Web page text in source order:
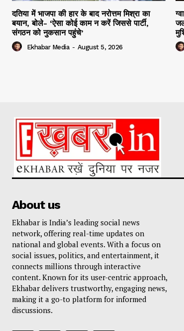
दतिया में भाजपा की हार के बाद नरोत्तम मिश्रा का
बयान, बोले- ‘ऐसा कोई काम न करें जिससे पार्टी,
संगठन को नुकसान पहुंचे’
Ekhabar Media - August 5, 2026
About us
Ekhabar is India’s leading social news
network, offering real-time updates on
national and global events. With a focus on
social issues, politics, and entertainment, it
connects millions through interactive
content. Known for its user-centric approach,
Ekhabar delivers trustworthy, engaging news,
making it a go-to platform for informed
discussions.